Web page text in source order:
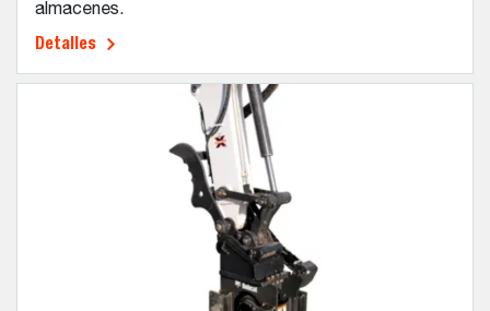
almacenes.
Detalles